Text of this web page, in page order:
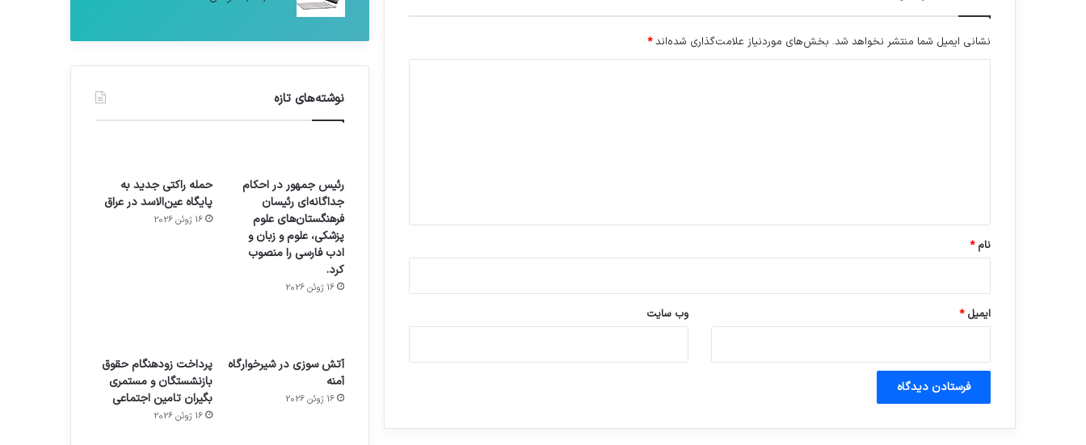
نشانی ایمیل شما منتشر نخواهد شد. بخش‌های موردنیاز علامت‌گذاری شده‌اند*
نام*
ایمیل* وب‌ سایت
نوشته‌های تازه
رئیس جمهور در احکام
جداگانه‌ای رئیسان
فرهنگستان‌های علوم
پزشکی، علوم و زبان و
ادب فارسی را منصوب
کرد.
16 ژوئن 2026
حمله راکتی جدید به
پایگاه عین‌الاسد در عراق
16 ژوئن 2026
آتش سوزی در شیرخوارگاه
آمنه
16 ژوئن 2026
پرداخت زودهنگام حقوق
بازنشستگان و مستمری
بگیران تامین اجتماعی
16 ژوئن 2026 آماده برای کشف هدفون های 2023